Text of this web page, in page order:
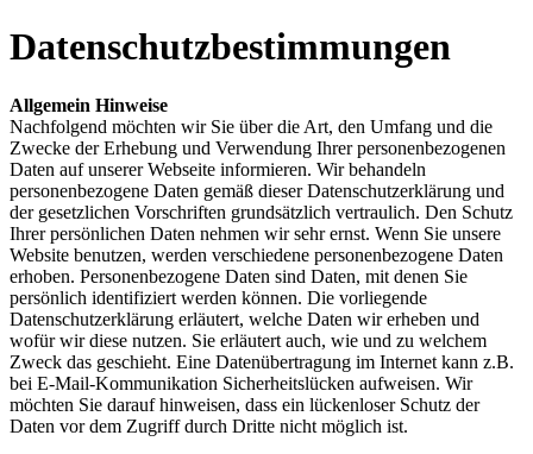
Datenschutzbestimmungen
Allgemein Hinweise
Nachfolgend möchten wir Sie über die Art, den Umfang und die
Zwecke der Erhebung und Verwendung Ihrer personenbezogenen
Daten auf unserer Webseite informieren. Wir behandeln
personenbezogene Daten gemäß dieser Datenschutzerklärung und
der gesetzlichen Vorschriften grundsätzlich vertraulich. Den Schutz
Ihrer persönlichen Daten nehmen wir sehr ernst. Wenn Sie unsere
Website benutzen, werden verschiedene personenbezogene Daten
erhoben. Personenbezogene Daten sind Daten, mit denen Sie
persönlich identifiziert werden können. Die vorliegende
Datenschutzerklärung erläutert, welche Daten wir erheben und
wofür wir diese nutzen. Sie erläutert auch, wie und zu welchem
Zweck das geschieht. Eine Datenübertragung im Internet kann z.B.
bei E-Mail-Kommunikation Sicherheitslücken aufweisen. Wir
möchten Sie darauf hinweisen, dass ein lückenloser Schutz der
Daten vor dem Zugriff durch Dritte nicht möglich ist.